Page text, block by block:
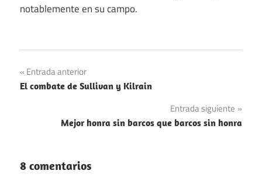
notablemente en su campo.
Navegación
de
entradas
Entrada anterior
El combate de Sullivan y Kilrain
Entrada siguiente
Mejor honra sin barcos que barcos sin honra
8 comentarios